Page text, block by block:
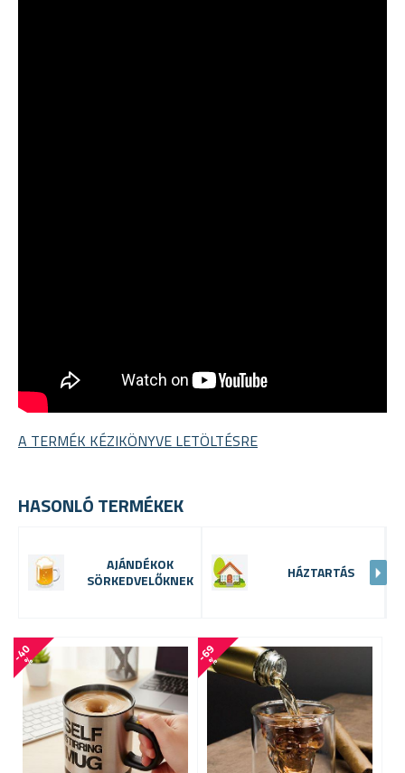
A TERMÉK KÉZIKÖNYVE LETÖLTÉSRE
HASONLÓ TERMÉKEK
AJÁNDÉKOK
SÖRKEDVELŐKNEK
HÁZTARTÁS
-
4
0
% -
6
9
%